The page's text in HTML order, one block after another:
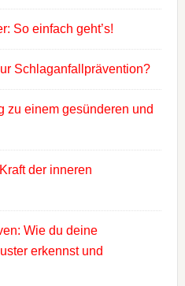
So einfach geht’s!
Schlaganfallprävention?
zu einem gesünderen und
der inneren
Wie du deine
erkennst und